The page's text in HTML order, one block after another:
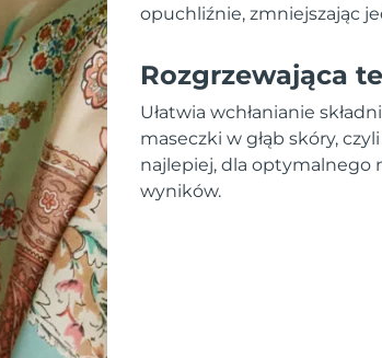
opuchliźnie, zmniejszając
Rozgrzewająca
Ułatwia wchłanianie
maseczki w głąb skóry,
najlepiej, dla optymalnego
wyników.